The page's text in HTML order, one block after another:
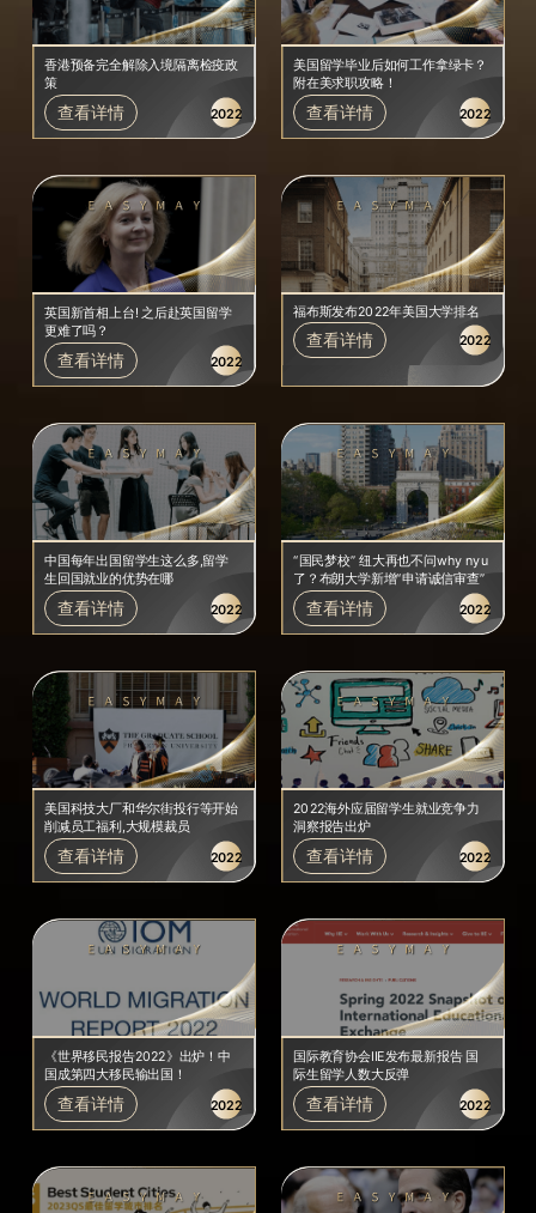
香港预备完全解除入境隔离检疫政
策
查看详情 2022
美国留学毕业后如何工作拿绿卡？
附在美求职攻略！
查看详情 2022
英国新首相上台! 之后赴英国留学
更难了吗？
查看详情 2022
福布斯发布2022年美国大学排名
查看详情 2022
中国每年出国留学生这么多,留学
生回国就业的优势在哪
查看详情 2022
“国民梦校” 纽大再也不问why nyu
了？布朗大学新增“申请诚信审查”
查看详情 2022
美国科技大厂和华尔街投行等开始
削减员工福利,大规模裁员
查看详情 2022
2022海外应届留学生就业竞争力
洞察报告出炉
查看详情 2022
《世界移民报告2022》出炉！中
国成第四大移民输出国！
查看详情 2022
国际教育协会IIE发布最新报告 国
际生留学人数大反弹
查看详情 2022